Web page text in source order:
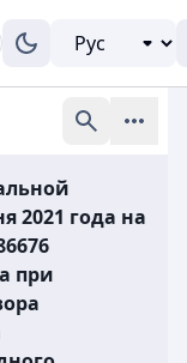
2021 года на
при